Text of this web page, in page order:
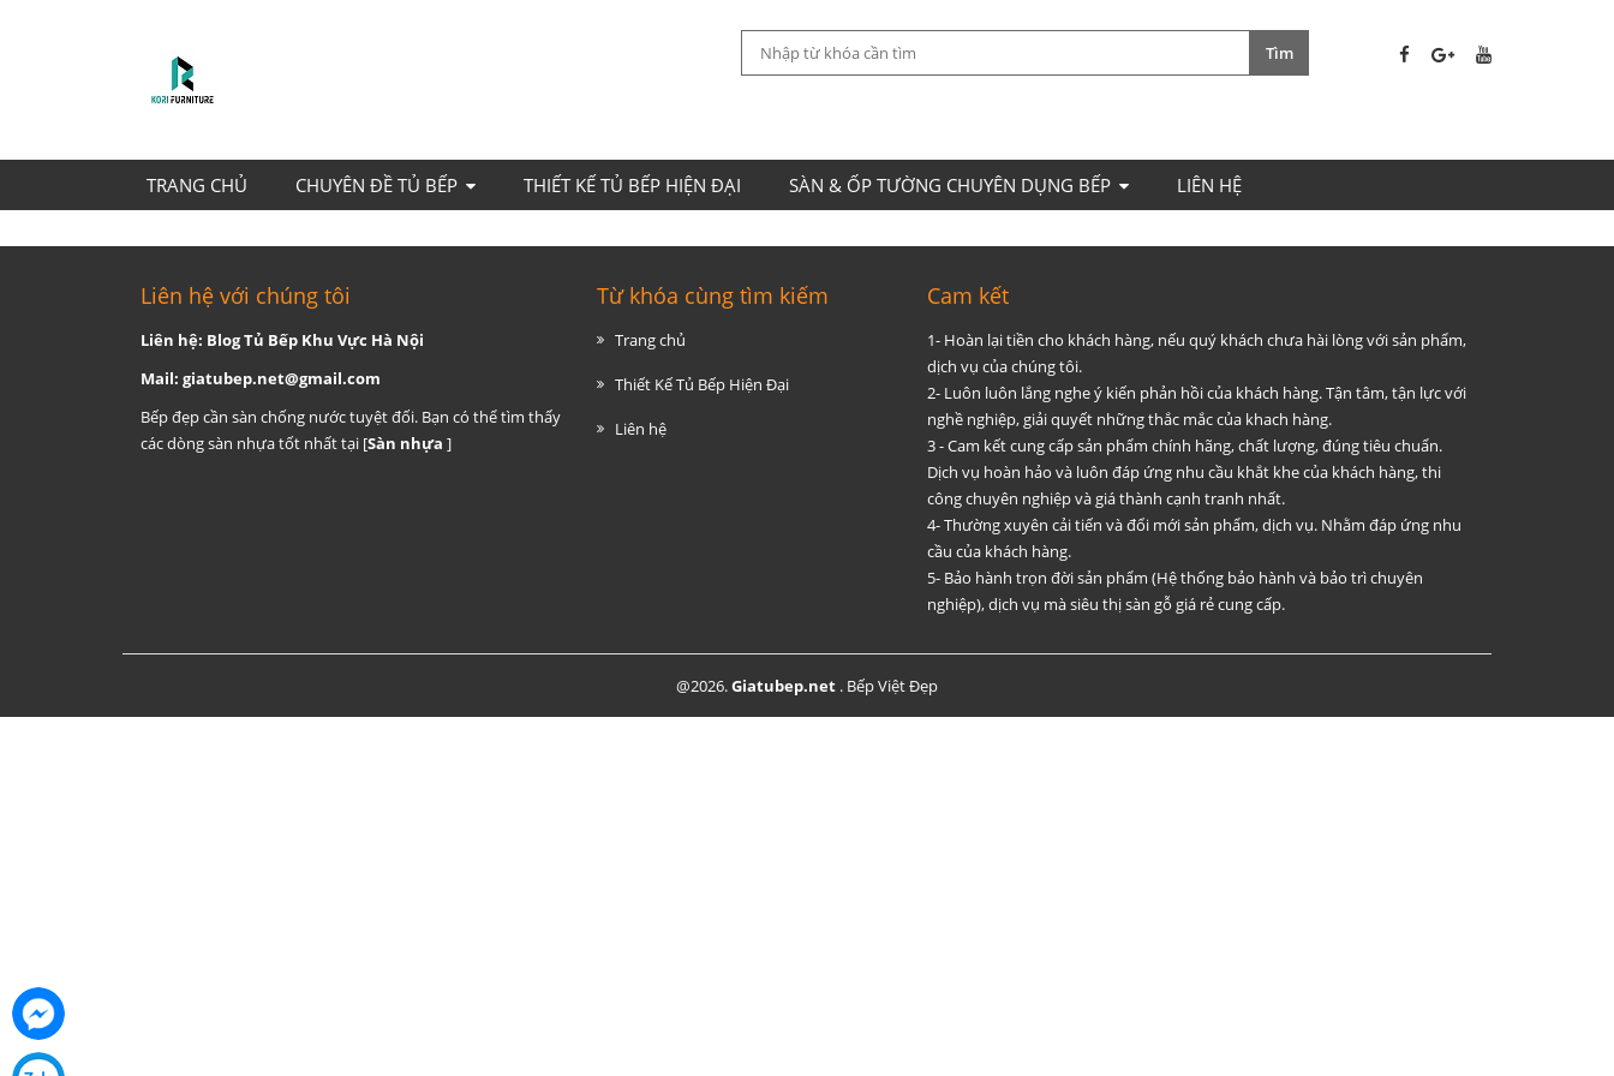
TRANG CHỦ CHUYÊN ĐỀ TỦ BẾP THIẾT KẾ TỦ BẾP HIỆN ĐẠI SÀN & ỐP TƯỜNG CHUYÊN DỤNG BẾP LIÊN HỆ
Liên hệ với chúng tôi
Liên hệ: Blog Tủ Bếp Khu Vực Hà Nội
Mail: giatubep.net@gmail.com
Bếp đẹp cần sàn chống nước tuyệt đối. Bạn có thể tìm thấy
các dòng sàn nhựa tốt nhất tại [Sàn nhựa ]
Từ khóa cùng tìm kiếm
Trang chủ
Thiết Kế Tủ Bếp Hiện Đại
Liên hệ
Cam kết
1- Hoàn lại tiền cho khách hàng, nếu quý khách chưa hài lòng với sản phẩm,
dịch vụ của chúng tôi.
2- Luôn luôn lắng nghe ý kiến phản hồi của khách hàng. Tận tâm, tận lực với
nghề nghiệp, giải quyết những thắc mắc của khach hàng.
3 - Cam kết cung cấp sản phẩm chính hãng, chất lượng, đúng tiêu chuẩn.
Dịch vụ hoàn hảo và luôn đáp ứng nhu cầu khắt khe của khách hàng, thi
công chuyên nghiệp và giá thành cạnh tranh nhất.
4- Thường xuyên cải tiến và đổi mới sản phẩm, dịch vụ. Nhằm đáp ứng nhu
cầu của khách hàng.
5- Bảo hành trọn đời sản phẩm (Hệ thống bảo hành và bảo trì chuyên
nghiệp), dịch vụ mà siêu thị sàn gỗ giá rẻ cung cấp.
@2026.Giatubep.net . Bếp Việt Đẹp